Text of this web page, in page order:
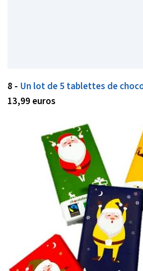
8 - Un lot de 5 tablettes de
13,99 euros